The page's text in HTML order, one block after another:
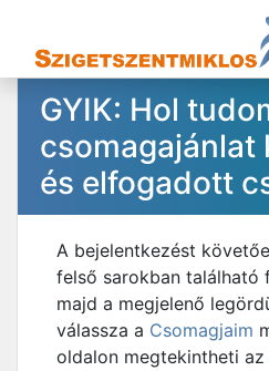
GYIK: Hol
csomagajánlat
és elfogadott
A bejelentkezést
felső sarokban található
majd a megjelenő
válassza a Csomagjaim
oldalon megtekintheti